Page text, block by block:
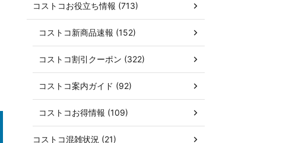
コストコお役立ち情報 (713)
コストコ新商品速報 (152)
コストコ割引クーポン (322)
コストコ案内ガイド (92)
コストコお得情報 (109)
コストコ混雑状況 (21)